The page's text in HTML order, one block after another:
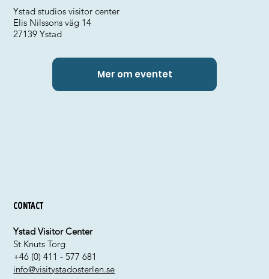
Ystad studios visitor center
Elis Nilssons väg 14
27139 Ystad
Mer om eventet
Contact
Ystad Visitor Center
St Knuts Torg
+46 (0) 411 - 577 681
info@visitystadosterlen.se